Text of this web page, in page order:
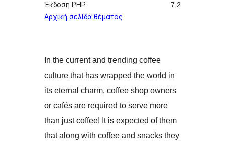
Έκδοση ΡΗΡ
7.2
Αρχική σελίδα θέματος
In the current and trending coffee
culture that has wrapped the world in
its eternal charm, coffee shop owners
or cafés are required to serve more
than just coffee! It is expected of them
that along with coffee and snacks they